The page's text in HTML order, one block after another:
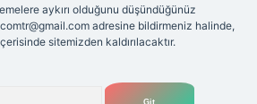
aykırı olduğunu düşündüğünüz
adresine bildirmeniz halinde,
sitemizden kaldırılacaktır.